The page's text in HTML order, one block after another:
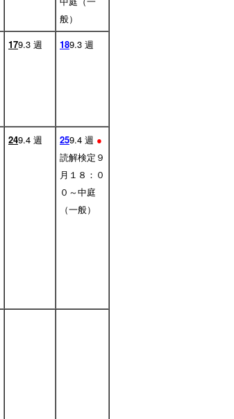
般）
179.3 週 189.3 週
249.4 週 259.4 週 ●
読解検定９
月１８：０
０～中庭
（一般）